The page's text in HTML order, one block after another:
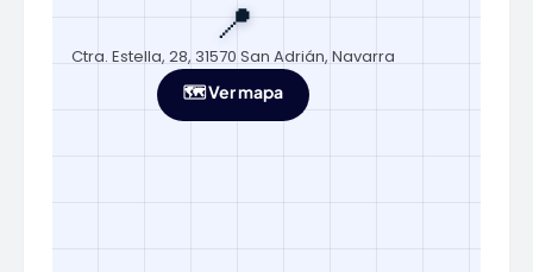
📍
Ctra. Estella, 28, 31570 San Adrián, Navarra
🗺️ Ver mapa